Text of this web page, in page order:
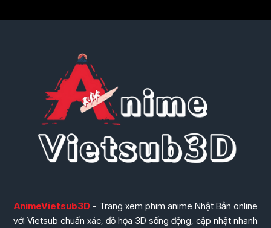
AnimeVietsub3D- Trang xem phim anime Nhật Bản online
với Vietsub chuẩn xác, đồ họa 3D sống động, cập nhật nhanh